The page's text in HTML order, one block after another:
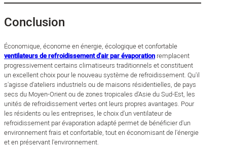
Conclusion
Économique, économe en énergie, écologique et confortable
ventilateurs de refroidissement d'air par évaporation remplacent
progressivement certains climatiseurs traditionnels et constituent
un excellent choix pour le nouveau système de refroidissement. Qu'il
s'agisse d'ateliers industriels ou de maisons résidentielles, de pays
secs du Moyen-Orient ou de zones tropicales d'Asie du Sud-Est, les
unités de refroidissement vertes ont leurs propres avantages. Pour
les résidents ou les entreprises, le choix d'un ventilateur de
refroidissement par évaporation adapté permet de bénéficier d'un
environnement frais et confortable, tout en économisant de l'énergie
et en préservant l'environnement.